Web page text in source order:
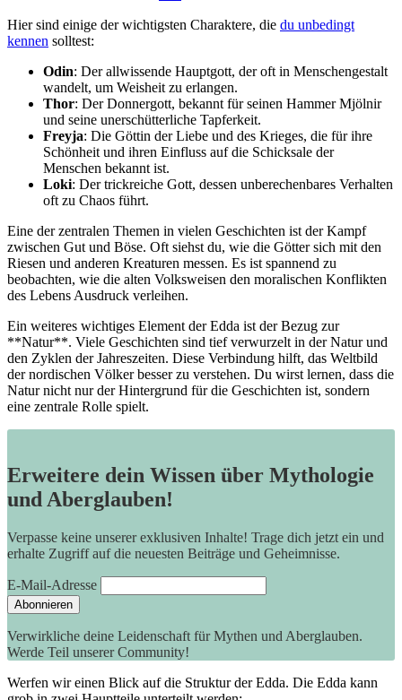
Hier sind einige der wichtigsten Charaktere, die du unbedingt
kennen solltest:
Odin: Der allwissende Hauptgott, der oft in Menschengestalt
wandelt, um Weisheit zu erlangen.
Thor: Der Donnergott, bekannt für seinen Hammer Mjölnir
und seine unerschütterliche Tapferkeit.
Freyja: Die Göttin der Liebe und des Krieges, die für ihre
Schönheit und ihren Einfluss auf die Schicksale der
Menschen bekannt ist.
Loki: Der trickreiche Gott, dessen unberechenbares Verhalten
oft zu Chaos führt.
Eine der zentralen Themen in vielen Geschichten ist der Kampf
zwischen Gut und Böse. Oft siehst du, wie die Götter sich mit den
Riesen und anderen Kreaturen messen. Es ist spannend zu
beobachten, wie die alten Volksweisen den moralischen Konflikten
des Lebens Ausdruck verleihen.
Ein weiteres wichtiges Element der Edda ist der Bezug zur
**Natur**. Viele Geschichten sind tief verwurzelt in der Natur und
den Zyklen der Jahreszeiten. Diese Verbindung hilft, das Weltbild
der nordischen Völker besser zu verstehen. Du wirst lernen, dass die
Natur nicht nur der Hintergrund für die Geschichten ist, sondern
eine zentrale Rolle spielt.
Erweitere dein Wissen über Mythologie
und Aberglauben!
Verpasse keine unserer exklusiven Inhalte! Trage dich jetzt ein und
erhalte Zugriff auf die neuesten Beiträge und Geheimnisse.
E-Mail-Adresse
Verwirkliche deine Leidenschaft für Mythen und Aberglauben.
Werde Teil unserer Community!
Werfen wir einen Blick auf die Struktur der Edda. Die Edda kann